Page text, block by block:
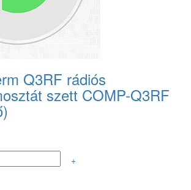
Q3RF rádiós
szett COMP-Q3RF
+